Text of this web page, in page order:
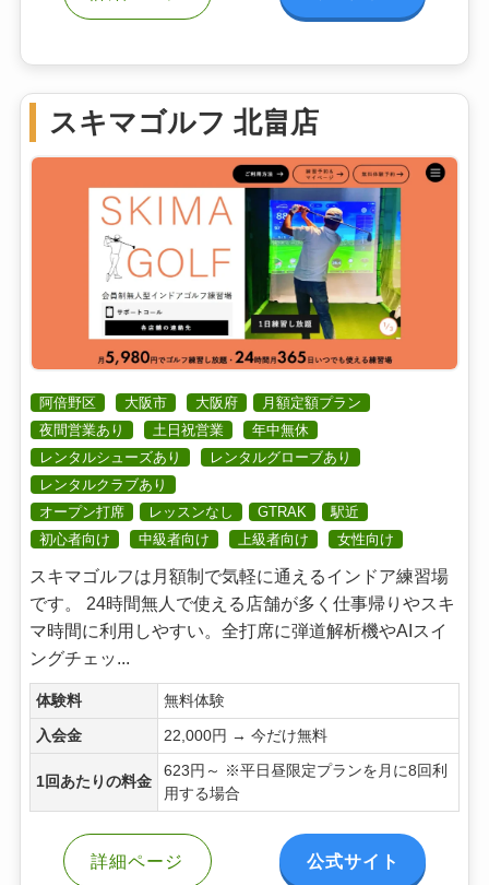
スキマゴルフ 北畠店
阿倍野区 大阪市 大阪府
月額定額プラン
夜間営業あり
土日祝営業
年中無休
レンタルシューズあり
レンタルグローブあり
レンタルクラブあり
オープン打席
レッスンなし GTRAK
駅近
初心者向け
中級者向け 上級者向け 女性向け
スキマゴルフは月額制で気軽に通えるインドア練習場
です。 24時間無人で使える店舗が多く仕事帰りやスキ
マ時間に利用しやすい。全打席に弾道解析機やAIスイ
ングチェッ...
体験料 無料体験
入会金 22,000円 → 今だけ無料
1回あたりの料金
623円～ ※平日昼限定プランを月に8回利
用する場合
詳細ページ 公式サイト